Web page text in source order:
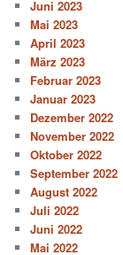
Juni 2023
Mai 2023
April 2023
März 2023
Februar 2023
Januar 2023
Dezember 2022
November 2022
Oktober 2022
September 2022
August 2022
Juli 2022
Juni 2022
Mai 2022